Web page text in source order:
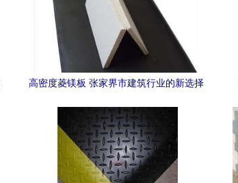
高密度菱镁板 张家界市建筑行业的新选择